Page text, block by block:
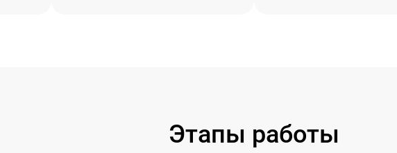
Этапы работы